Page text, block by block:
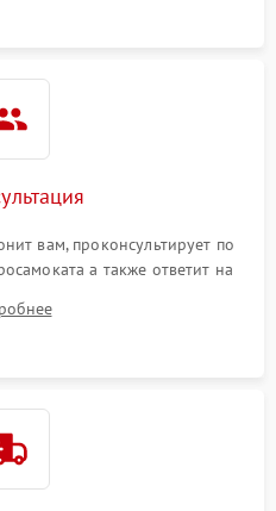
вам, проконсультирует по
а также ответит на